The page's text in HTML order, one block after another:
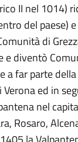
II nel 1014)
del paese)
di
diventò
a far parte
ed in
nel
Rosaro,